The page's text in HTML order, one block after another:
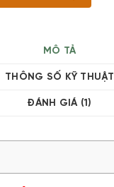
MÔ TẢ
THÔNG SỐ KỸ THUẬT
ĐÁNH GIÁ (1)